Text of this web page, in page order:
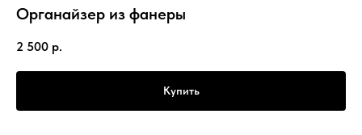
Органайзер из фанеры
2 500 р.
Купить